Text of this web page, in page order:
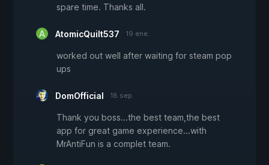
spare time. Thanks all.
AtomicQuilt537 19 ene.
worked out well after waiting for steam pop
ups
DomOfficial 18 sep.
Thank you boss...the best team,the best
app for great game experience...with
MrAntiFun is a complet team.